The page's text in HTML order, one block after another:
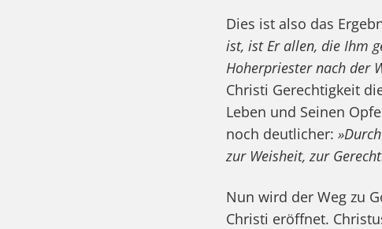
Dies ist also das
ist, ist Er allen, die Ihm
Hoherpriester nach der
Christi Gerechtigkeit
Leben und Seinen
noch deutlicher:
zur Weisheit, zur
Nun wird der Weg zu
Christi eröffnet.